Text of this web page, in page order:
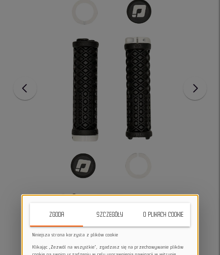
ZGODA SZCZEGÓŁY O PLIKACH COOKIE
Niniejsza strona korzysta z plików cookie
Klikając „Zezwól na wszystkie”, zgadzasz się na przechowywanie plików